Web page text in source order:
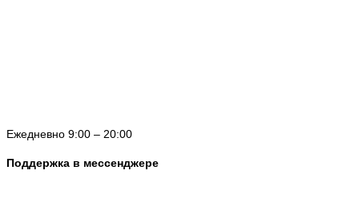
Ежедневно 9:00 – 20:00
Поддержка в мессенджере